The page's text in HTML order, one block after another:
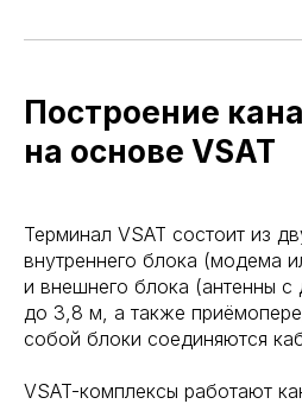
Построение
на основе VSAT
Терминал VSAT состоит из
внутреннего блока (модема
и внешнего блока (антенны
до 3,8 м, а также
собой блоки соединяются
VSAT-комплексы работают